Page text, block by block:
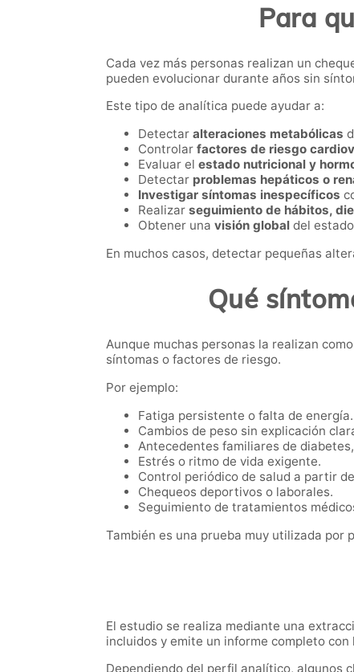
Para
Cada vez más personas realizan un
pueden evolucionar durante años sin
Este tipo de analítica puede ayudar a:
Detectar alteraciones metabólicas
Controlar factores de riesgo
Evaluar el estado nutricional y
Detectar problemas hepáticos o
Investigar síntomas inespecíficos
Realizar seguimiento de hábitos,
Obtener una visión global del
En muchos casos, detectar pequeñas
Qué
Aunque muchas personas la realizan
síntomas o factores de riesgo.
Por ejemplo:
Fatiga persistente o falta de energía.
Cambios de peso sin explicación
Antecedentes familiares de
Estrés o ritmo de vida exigente.
Control periódico de salud a partir
Chequeos deportivos o laborales.
Seguimiento de tratamientos
También es una prueba muy utilizada por
El estudio se realiza mediante una
incluidos y emite un informe completo con
Dependiendo del perfil analítico, algunos